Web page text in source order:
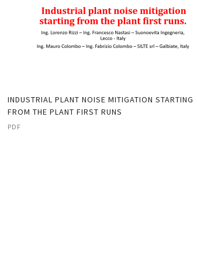
INDUSTRIAL PLANT NOISE MITIGATION STARTING
FROM THE PLANT FIRST RUNS
PDF